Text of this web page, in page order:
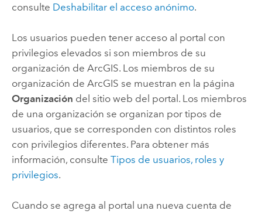
consulte Deshabilitar el acceso anónimo.
Los usuarios pueden tener acceso al portal con
privilegios elevados si son miembros de su
organización de ArcGIS. Los miembros de su
organización de ArcGIS se muestran en la página
Organización del sitio web del portal. Los miembros
de una organización se organizan por tipos de
usuarios, que se corresponden con distintos roles
con privilegios diferentes. Para obtener más
información, consulte Tipos de usuarios, roles y
privilegios.
Cuando se agrega al portal una nueva cuenta de